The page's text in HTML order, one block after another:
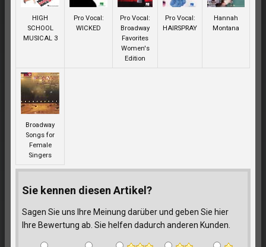
HIGH
SCHOOL
MUSICAL 3
Pro Vocal:
WICKED
Pro Vocal:
Broadway
Favorites
Women's
Edition
Pro Vocal:
HAIRSPRAY
Hannah
Montana
Broadway
Songs for
Female
Singers
Sie kennen diesen Artikel?
Sagen Sie uns Ihre Meinung darüber und geben Sie hier
Ihre Bewertung ab. Sie helfen dadurch anderen Kunden.